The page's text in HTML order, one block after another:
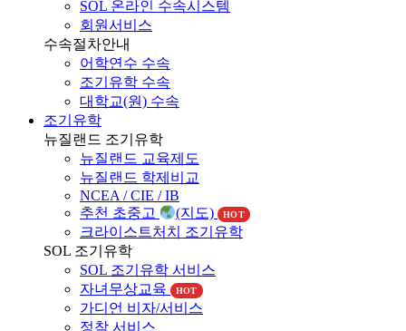
회원서비스
수속절차안내
어학연수 수속
조기유학 수속
대학교(원) 수속
조기유학
뉴질랜드 조기유학
뉴질랜드 교육제도
뉴질랜드 학제비교
NCEA / CIE / IB
추천 초중고
(지도)
크라이스트처치 조기유학
SOL 조기유학
SOL 조기유학 서비스
자녀무상교육
HOT
가디언 비자/서비스
정착 서비스
패스웨이 학생비자